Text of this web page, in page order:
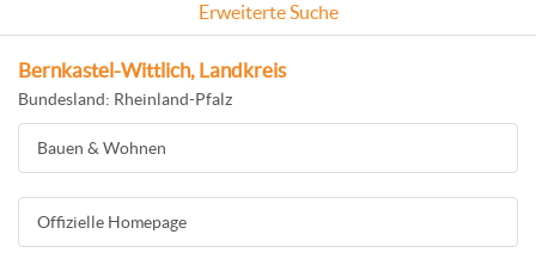
Erweiterte Suche
Bernkastel-Wittlich, Landkreis
Bundesland: Rheinland-Pfalz
Bauen & Wohnen
Offizielle Homepage